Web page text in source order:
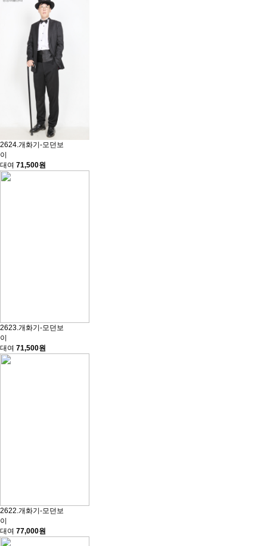
2624.개화기-모던보
이
대여 71,500원
2623.개화기-모던보
이
대여 71,500원
2622.개화기-모던보
이
대여 77,000원